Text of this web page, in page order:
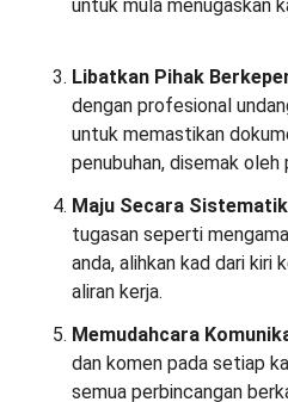
untuk mula menugaskan
Libatkan Pihak
dengan profesional
untuk memastikan
penubuhan, disemak oleh
Maju Secara Sistematik
tugasan seperti
anda, alihkan kad dari kiri
aliran kerja.
Memudahcara
dan komen pada setiap
semua perbincangan